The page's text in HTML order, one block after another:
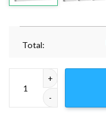
Total: